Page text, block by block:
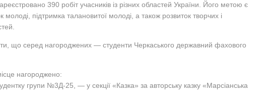
390 робіт учасників із різних областей України. Його метою є
молоді, підтримка талановитої молоді, а також розвиток творчих і
що серед нагороджених — студенти Черкаського державний фахового
нагороджено:
групи №3Д-25, — у секції «Казка» за авторську казку «Марсіанська